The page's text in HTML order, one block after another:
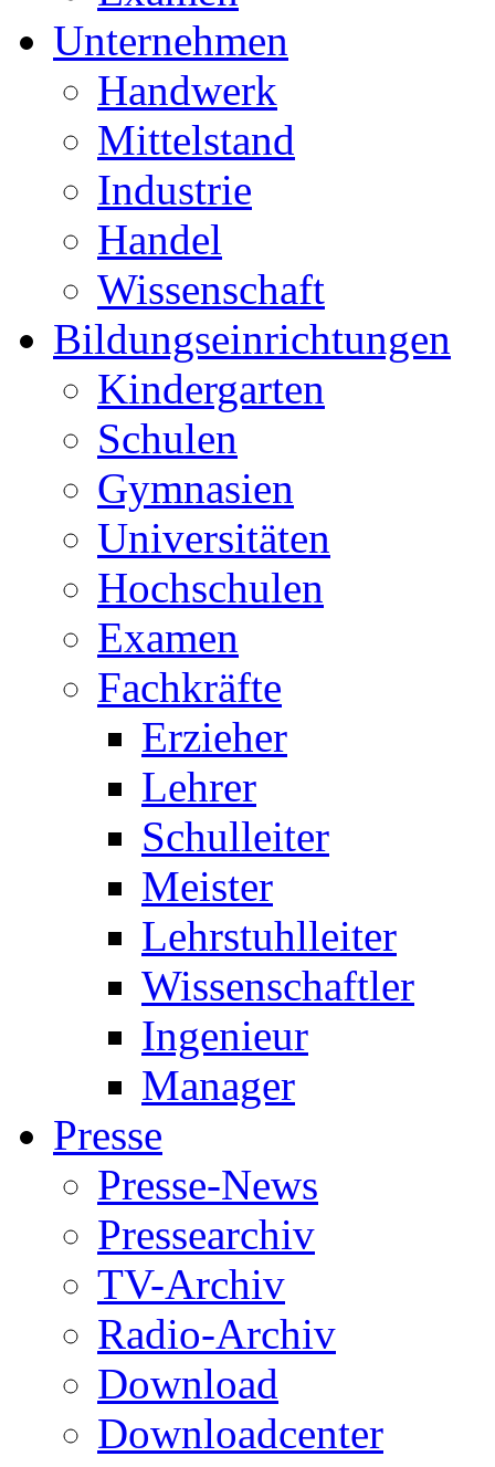
Unternehmen
Handwerk
Mittelstand
Industrie
Handel
Wissenschaft
Bildungseinrichtungen
Kindergarten
Schulen
Gymnasien
Universitäten
Hochschulen
Examen
Fachkräfte
Erzieher
Lehrer
Schulleiter
Meister
Lehrstuhlleiter
Wissenschaftler
Ingenieur
Manager
Presse
Presse-News
Pressearchiv
TV-Archiv
Radio-Archiv
Download
Downloadcenter